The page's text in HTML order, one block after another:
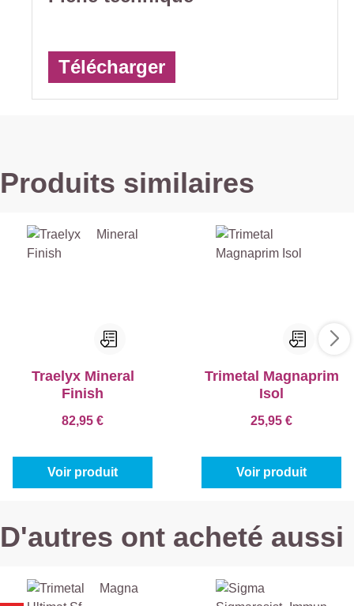
Télécharger
Produits similaires
Traelyx Mineral
Finish
82,95 €
Voir produit
Trimetal Magnaprim
Isol
25,95 €
Voir produit
D'autres ont acheté aussi